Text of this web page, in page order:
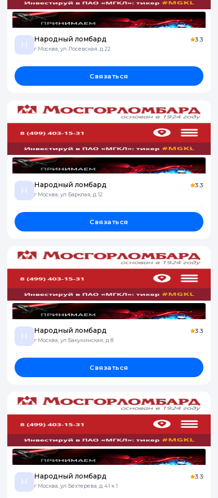
Н
Народный ломбард
г Москва, ул Лосевская, д 22
3.3
Связаться
Н
Народный ломбард
г Москва, ул Барклая, д 12
3.3
Связаться
Н
Народный ломбард
г Москва, ул Бакунинская, д 8
3.3
Связаться
Н
Народный ломбард
г Москва, ул Бехтерева, д 41 к 1
3.3